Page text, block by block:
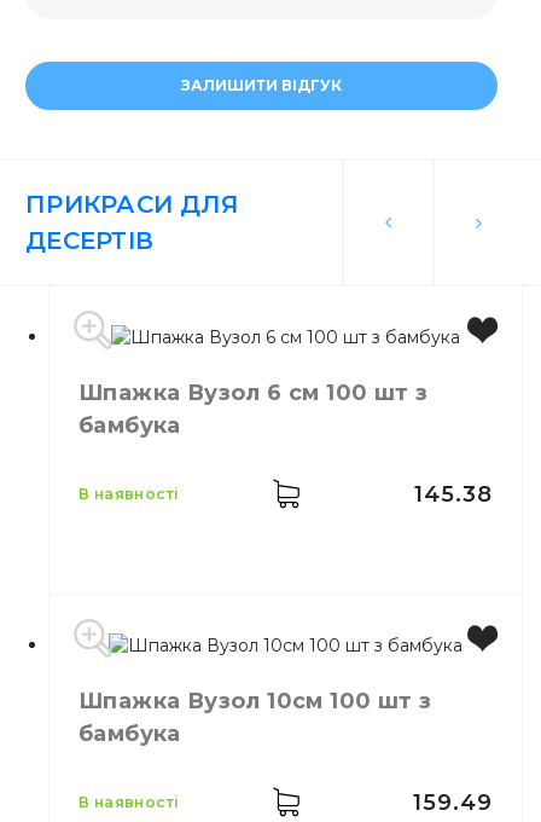
ЗАЛИШИТИ ВІДГУК
ПРИКРАСИ ДЛЯ
ДЕСЕРТІВ
Шпажка Вузол 6 см 100 шт з
бамбука
Розмір
6 см
Кількість в упаковці
Призначення
Сервірування страв
в наявності 145.38
Шпажка Вузол 10см 100 шт з
бамбука
в наявності 159.49